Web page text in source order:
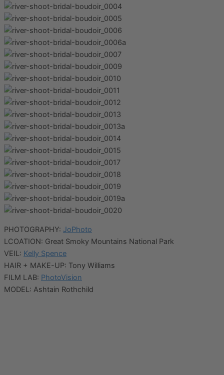
PHOTOGRAPHY: JoPhoto
LCOATION: Great Smoky Mountains National Park
VEIL: Kelly Spence
HAIR + MAKE-UP: Tony Williams
FILM LAB: PhotoVision
MODEL: Ashtain Rothchild